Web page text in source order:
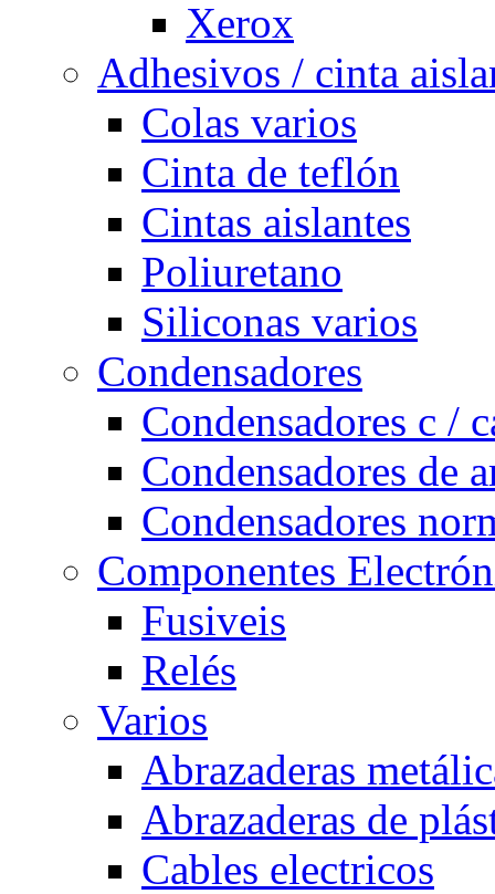
Xerox
Adhesivos / cinta
Colas varios
Cinta de teflón
Cintas aislantes
Poliuretano
Siliconas varios
Condensadores
Condensadores c /
Condensadores de
Condensadores
Componentes
Fusiveis
Relés
Varios
Abrazaderas
Abrazaderas de
Cables electricos